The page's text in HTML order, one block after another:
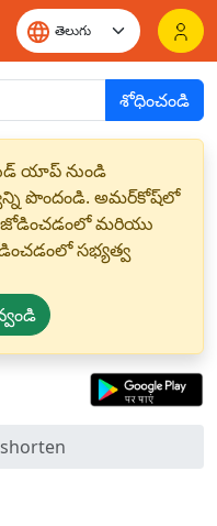
శోధించండి
యాప్ నుండి
పొందండి. అమర్‌కోష్‌లో
జోడించడంలో మరియు
సభ్యత్వ
shorten